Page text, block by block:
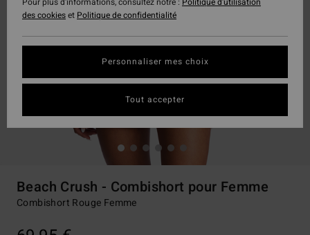
Beach Crush - Combishort pour Femme
Combishort Rouge Femme
des cookieset Politique de confidentialité
Personnaliser mes choix
Tout accepter